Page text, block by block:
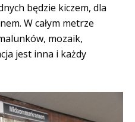
będzie kiczem, dla
W całym metrze
mozaik,
jest inna i każdy